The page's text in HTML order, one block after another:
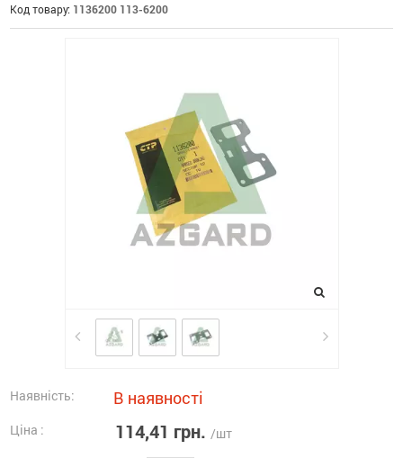
Код товару: 1136200 113-6200
Наявність: В наявності
Ціна : 114,41 грн. /шт